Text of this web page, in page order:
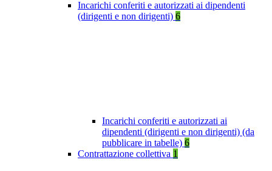
Incarichi conferiti e autorizzati ai dipendenti
(dirigenti e non dirigenti) 6
Incarichi conferiti e autorizzati ai
dipendenti (dirigenti e non dirigenti) (da
pubblicare in tabelle) 6
Contrattazione collettiva 1